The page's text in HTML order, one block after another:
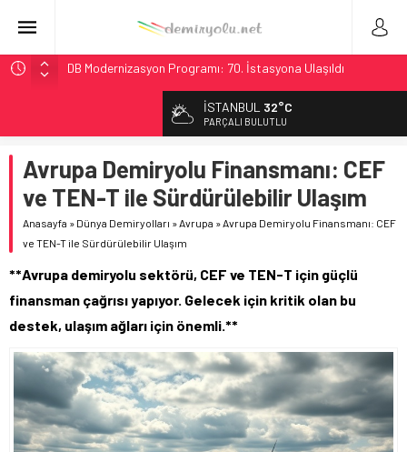
DB Modernizasyon Programı: 70. İstasyona Ulaşıldı
GB Railfreight İngiltere’de Lider, Class 99’lar 2026’da Yolda
İngiltere Demiryolunda Tarihi Entegrasyon: GBR Anglia
Resmen Başladı
Malezya Havayolları, TGV ile 28 Fransız Şehrine Tek Bilet
Ukrayna’da Yolcu Trenine İHA Saldırısı: Zamanında Tahliye
İSTANBUL 32°C
PARÇALI BULUTLU
Avrupa Demiryolu Finansmanı: CEF
ve TEN-T ile Sürdürülebilir Ulaşım
Anasayfa » Dünya Demiryolları »Avrupa »Avrupa Demiryolu Finansmanı: CEF
ve TEN-T ile Sürdürülebilir Ulaşım
**Avrupa demiryolu sektörü, CEF ve TEN-T için güçlü
finansman çağrısı yapıyor. Gelecek için kritik olan bu
destek, ulaşım ağları için önemli.**